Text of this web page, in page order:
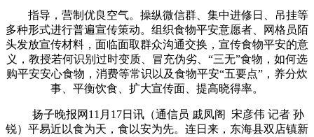
指导，营制优良空气。操纵微信群、集中进修日、吊挂等
多种形式进行普遍宣传策动。组织食物平安意愿者、网格员陌
头发放宣传材料，面临面取群众沟通交换，宣传食物平安的意
义，教授若何识别过时变质、冒充伪劣、“三无”食物，如何选
购平安安心食物，消费等常识以及食物平安“五要点”，养分炊
事、平衡饮食、扩大宣传面、提高晓得率。
扬子晚报网11月17日讯（通信员 戚凤阁 宋彦伟 记者 孙
锐）平易近以食为天，食以安为先。连日来，东海县双店镇新